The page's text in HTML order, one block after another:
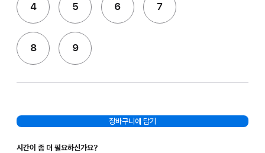
4 5 6 7
8 9
장바구니에 담기
시간이 좀 더 필요하신가요?